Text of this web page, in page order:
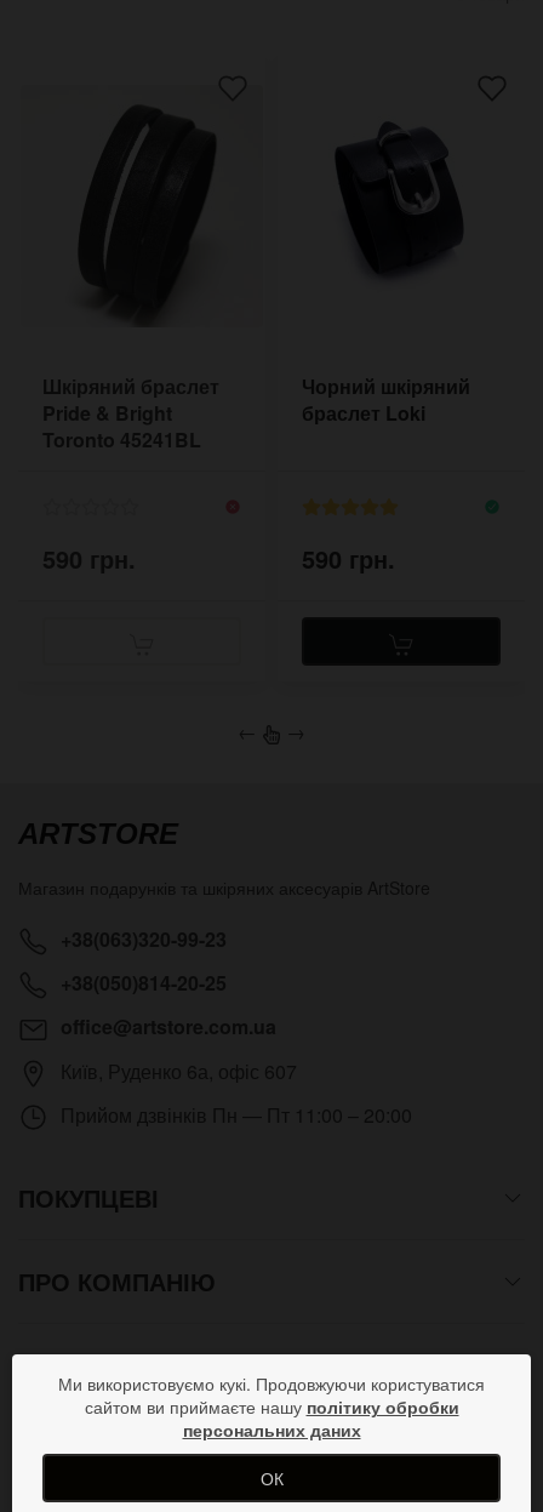
Шкіряний браслет
Pride & Bright
Toronto 45241BL
590 грн.
Чорний шкіряний
браслет Loki
590 грн.
← →
ARTSTORE
ПОКУПЦЕВІ
ПРО КОМПАНІЮ
СПОСОБИ ОПЛАТИ
ПРИЄДНУЙСЯ В СОЦМЕРЕЖАХ
Ми використовуємо кукі. Продовжуючи користуватися
сайтом ви приймаєте нашу політику обробки
персональних даних
ОК